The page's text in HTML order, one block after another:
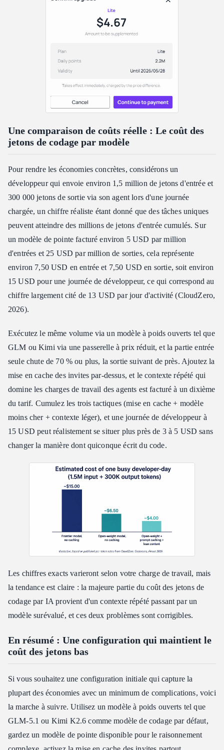
Une comparaison de coûts réelle : Le coût des
jetons de codage par modèle
Pour rendre les économies concrètes, considérons un
développeur qui envoie environ 1,5 million de jetons d'entrée et
300 000 jetons de sortie via son agent lors d'une journée
chargée, un chiffre réaliste étant donné que des tâches uniques
peuvent atteindre des millions de jetons d'entrée cumulés. Sur
un modèle de pointe facturé environ 5 USD par million
d'entrées et 25 USD par million de sorties, cela représente
environ 7,50 USD en entrée et 7,50 USD en sortie, soit environ
15 USD pour une journée de développeur, ce qui correspond au
chiffre largement cité de 13 USD par jour d'activité (CloudZero,
2026).
Exécutez le même volume via un modèle à poids ouverts tel que
GLM ou Kimi via une passerelle à prix réduit, et la partie entrée
seule chute de 70 % ou plus, la sortie suivant de près. Ajoutez la
mise en cache des invites par-dessus, et le contexte répété qui
domine les charges de travail des agents est facturé à un dixième
du tarif. Cumulez les trois tactiques (mise en cache + modèle
moins cher + contexte léger), et une journée de développeur à
15 USD peut réalistement se situer plus près de 3 à 5 USD sans
changer la manière dont quiconque écrit du code.
Les chiffres exacts varieront selon votre charge de travail, mais
la tendance est claire : la majeure partie du coût des jetons de
codage par IA provient d'un contexte répété passant par un
modèle surévalué, et ces deux problèmes sont corrigibles.
En résumé : Une configuration qui maintient le
coût des jetons bas
Si vous souhaitez une configuration initiale qui capture la
plupart des économies avec un minimum de complications, voici
la marche à suivre. Utilisez un modèle à poids ouverts tel que
GLM-5.1 ou Kimi K2.6 comme modèle de codage par défaut,
gardez un modèle de pointe disponible pour le raisonnement